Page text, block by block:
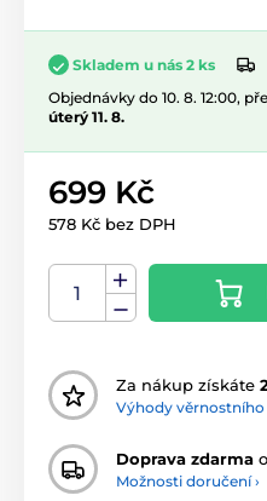
Skladem u nás 2 ks
Objednávky do 10. 8. 12:00,
úterý 11. 8.
699 Kč
578 Kč bez DPH
Za nákup získáte
Výhody věrnostního
Doprava zdarma
Možnosti doručení ›